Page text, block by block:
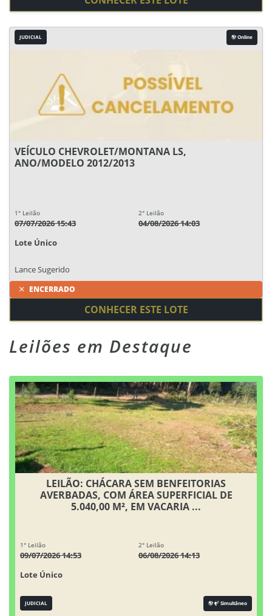
JUDICIAL Online
VEÍCULO CHEVROLET/MONTANA LS,
ANO/MODELO 2012/2013
1° Leilão
07/07/2026 15:43
2° Leilão
04/08/2026 14:03
Lote Único
Lance Sugerido
ENCERRADO
CONHECER ESTE LOTE
Leilões em Destaque
LEILÃO: CHÁCARA SEM BENFEITORIAS
AVERBADAS, COM ÁREA SUPERFICIAL DE
5.040,00 M², EM VACARIA ...
1° Leilão
09/07/2026 14:53
2° Leilão
06/08/2026 14:13
Lote Único
JUDICIAL Simultâneo